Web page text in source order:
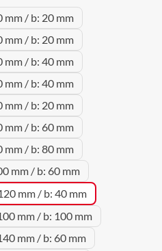
mm / b: 20 mm
mm / b: 20 mm
mm / b: 40 mm
mm / b: 40 mm
mm / b: 20 mm
mm / b: 60 mm
mm / b: 80 mm
mm / b: 60 mm
mm / b: 40 mm
mm / b: 100 mm
mm / b: 60 mm